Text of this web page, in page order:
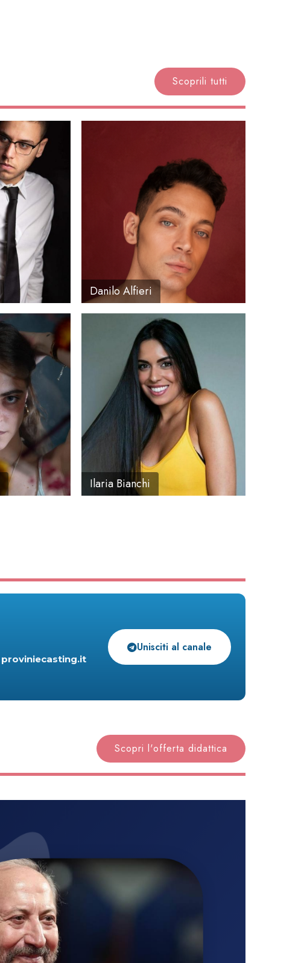
Scoprili tutti
Danilo Alfieri
Ilaria Bianchi
proviniecasting.it
Unisciti al canale
Scopri l'offerta didattica